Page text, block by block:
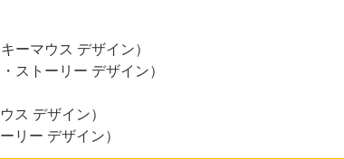
ーマウス デザイン）
ストーリー デザイン）
ス デザイン）
リー デザイン）